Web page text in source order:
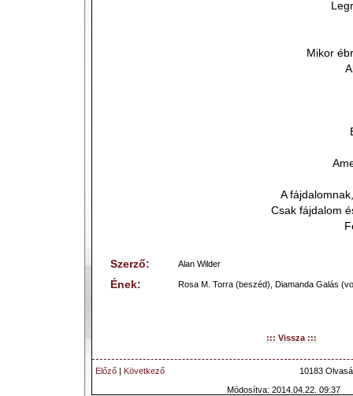
Mikor
A
Csak fájdalom
Szerző: Alan Wilder
Ének: Rosa M. Torra (beszéd), Diamanda Galás
::: Vissza :::
Előző | Következő
10183
Módosítva: 2014.04.22. 09:37